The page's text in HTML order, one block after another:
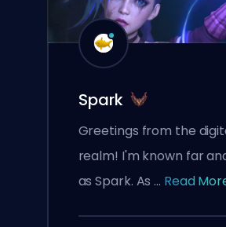
Spark
Greetings from the
realm! I'm known far
as Spark. As ... Read